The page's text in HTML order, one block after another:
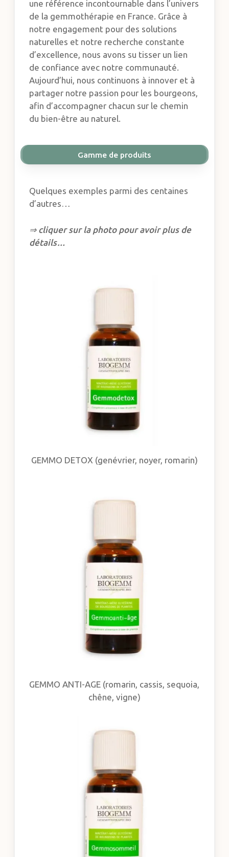
une référence incontournable dans l’univers
de la gemmothérapie en France. Grâce à
notre engagement pour des solutions
naturelles et notre recherche constante
d’excellence, nous avons su tisser un lien
de confiance avec notre communauté.
Aujourd’hui, nous continuons à innover et à
partager notre passion pour les bourgeons,
afin d’accompagner chacun sur le chemin
du bien-être au naturel.
Gamme de produits
Quelques exemples parmi des centaines
d’autres…
⇒ cliquer sur la photo pour avoir plus de
détails…
GEMMO DETOX (genévrier, noyer, romarin)
GEMMO ANTI-AGE (romarin, cassis, sequoia,
chêne, vigne)